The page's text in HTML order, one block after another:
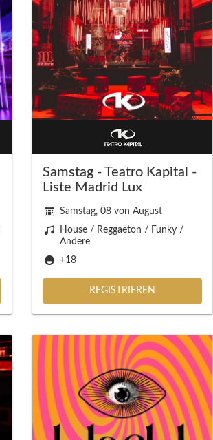
Samstag - Teatro Kapital -
Liste Madrid Lux
Samstag, 08 von August
House / Reggaeton / Funky /
Andere
+18
REGISTRIEREN